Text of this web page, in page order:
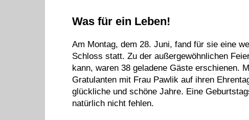
Was für ein Leben!
Am Montag, dem 28. Juni, fand für sie eine
Schloss statt. Zu der außergewöhnlichen
kann, waren 38 geladene Gäste erschienen.
Gratulanten mit Frau Pawlik auf ihren
glückliche und schöne Jahre. Eine
natürlich nicht fehlen.